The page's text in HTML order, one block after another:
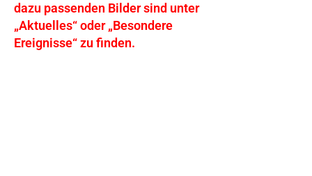
dazu passenden Bilder sind unter
„Aktuelles“ oder „Besondere
Ereignisse“ zu finden.